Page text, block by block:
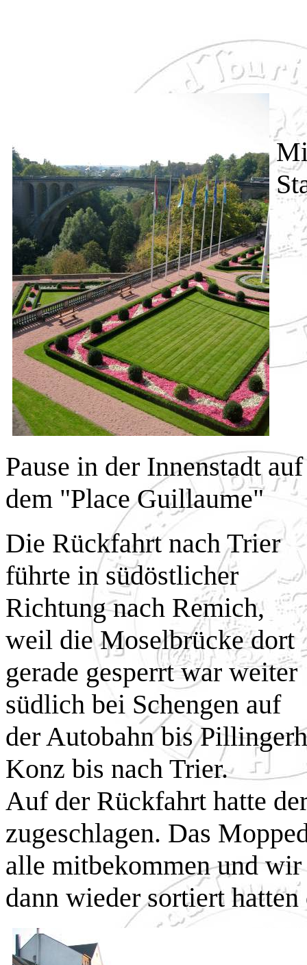
Pause in der Innenstadt auf
dem "Place Guillaume"
Die Rückfahrt nach Trier
führte in südöstlicher
Richtung nach Remich,
weil die Moselbrücke dort
gerade gesperrt war weiter
südlich bei Schengen auf
der Autobahn bis
Konz bis nach Trier.
Auf der Rückfahrt hatte
zugeschlagen. Das
alle mitbekommen und
dann wieder sortiert hatten